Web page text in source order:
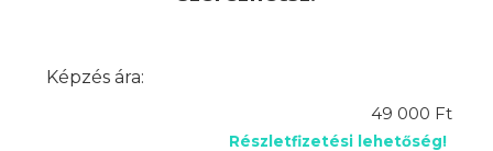
Képzés ára:
49 000 Ft
Részletfizetési lehetőség!